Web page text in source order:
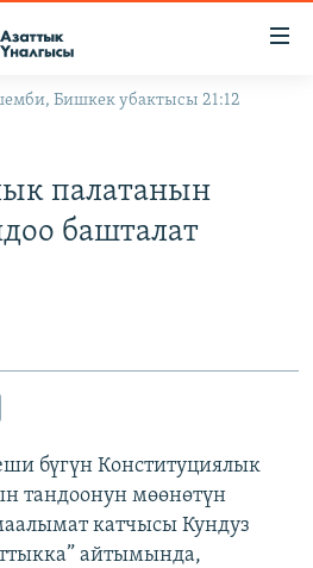
Бишкек убактысы 21:12
палатанын
башталат
бүгүн Конституциялык
тандоонун мөөнөтүн
катчысы Кундуз
айтымында,